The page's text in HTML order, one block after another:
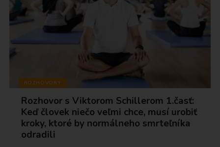
ROZHOVORY
Rozhovor s Viktorom Schillerom 1.časť:
Keď človek niečo veľmi chce, musí urobiť
kroky, ktoré by normálneho smrteľníka
odradili